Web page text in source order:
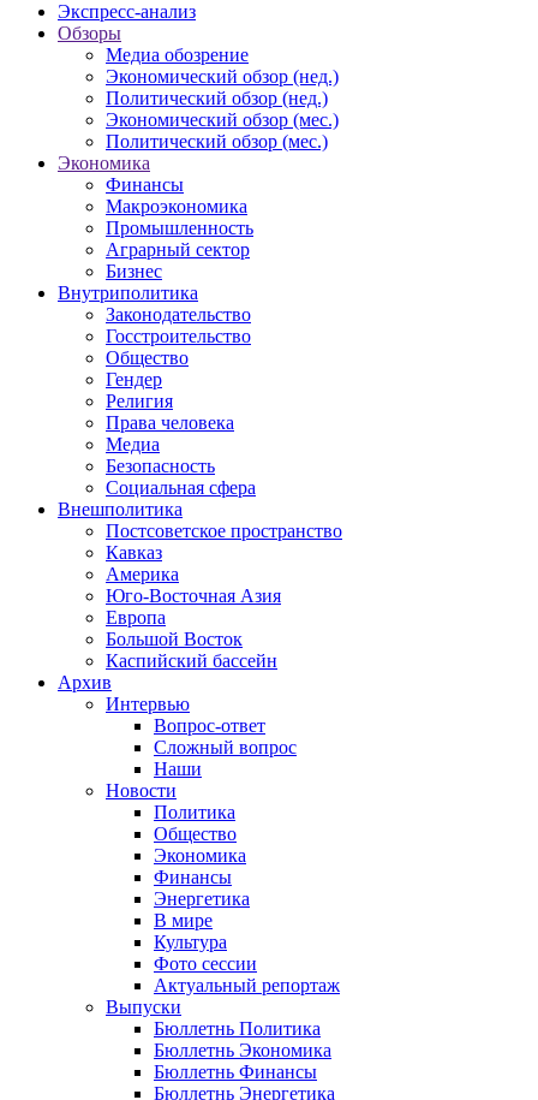
Экспресс-анализ
Обзоры
Медиа обозрение
Экономический обзор (нед.)
Политический обзор (нед.)
Экономический обзор (мес.)
Политический обзор (мес.)
Экономика
Финансы
Макроэкономика
Промышленность
Аграрный сектор
Бизнес
Внутриполитика
Законодательство
Госстроительство
Общество
Гендер
Религия
Права человека
Медиа
Безопасность
Социальная сфера
Внешполитика
Постсоветское пространство
Кавказ
Америка
Юго-Восточная Азия
Европа
Большой Восток
Каспийский бассейн
Архив
Интервью
Вопрос-ответ
Сложный вопрос
Наши
Новости
Политика
Общество
Экономика
Финансы
Энергетика
В мире
Культура
Фото сессии
Актуальный репортаж
Выпуски
Бюллетнь Политика
Бюллетнь Экономика
Бюллетнь Финансы
Бюллетнь Энергетика